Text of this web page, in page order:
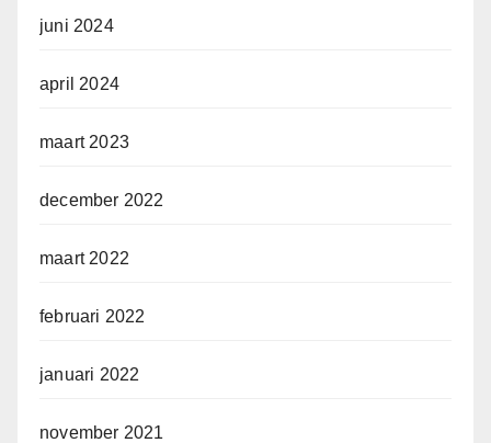
juni 2024
april 2024
maart 2023
december 2022
maart 2022
februari 2022
januari 2022
november 2021